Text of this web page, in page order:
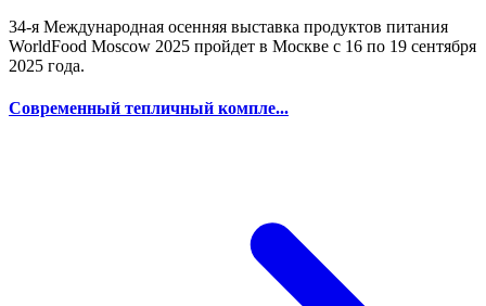
34-я Международная осенняя выставка продуктов питания
WorldFood Moscow 2025 пройдет в Москве с 16 по 19 сентября
2025 года.
Современный тепличный компле...